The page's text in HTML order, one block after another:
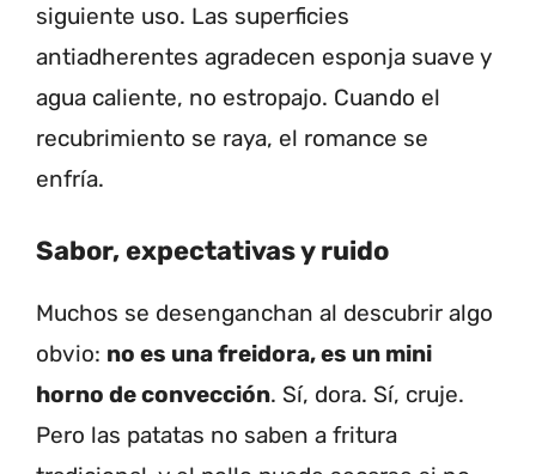
siguiente uso. Las superficies
antiadherentes agradecen esponja suave y
agua caliente, no estropajo. Cuando el
recubrimiento se raya, el romance se
enfría.
Sabor, expectativas y ruido
Muchos se desenganchan al descubrir algo
obvio: no es una freidora, es un mini
horno de convección. Sí, dora. Sí, cruje.
Pero las patatas no saben a fritura